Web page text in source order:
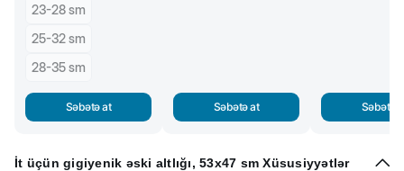
23-28 sm
25-32 sm
28-35 sm
Səbətə at Səbətə at Səbətə
İt üçün gigiyenik əski altlığı, 53x47 sm Xüsusiyyətlər